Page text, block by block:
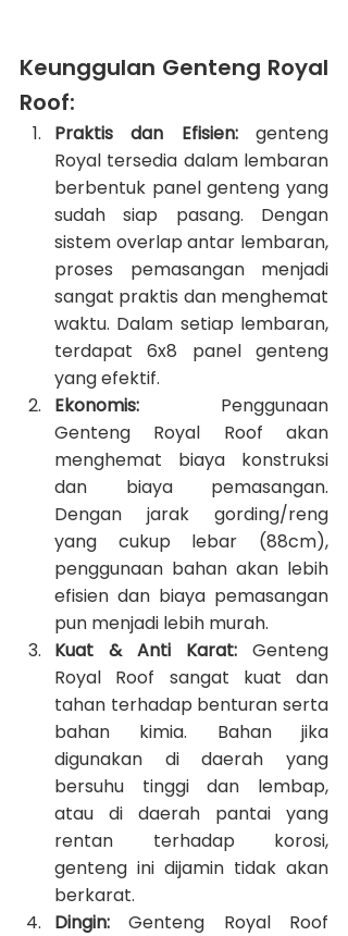
Keunggulan Genteng Royal
Roof:
Praktis dan Efisien: genteng
Royal tersedia dalam lembaran
berbentuk panel genteng yang
sudah siap pasang. Dengan
sistem overlap antar lembaran,
proses pemasangan menjadi
sangat praktis dan menghemat
waktu. Dalam setiap lembaran,
terdapat 6x8 panel genteng
yang efektif.
Ekonomis: Penggunaan
Genteng Royal Roof akan
menghemat biaya konstruksi
dan biaya pemasangan.
Dengan jarak gording/reng
yang cukup lebar (88cm),
penggunaan bahan akan lebih
efisien dan biaya pemasangan
pun menjadi lebih murah.
Kuat & Anti Karat: Genteng
Royal Roof sangat kuat dan
tahan terhadap benturan serta
bahan kimia. Bahan jika
digunakan di daerah yang
bersuhu tinggi dan lembap,
atau di daerah pantai yang
rentan terhadap korosi,
genteng ini dijamin tidak akan
berkarat.
Dingin: Genteng Royal Roof